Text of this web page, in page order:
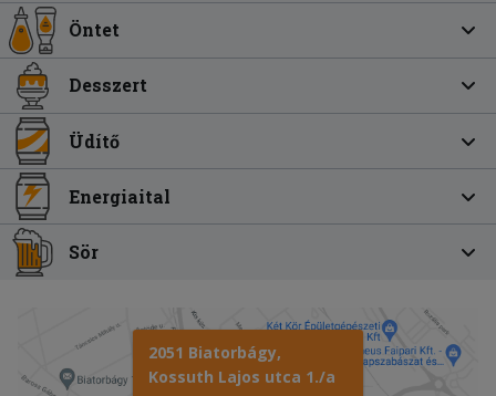
Öntet
Desszert
Üdítő
Energiaital
Sör
2051 Biatorbágy,
Kossuth Lajos utca 1./a